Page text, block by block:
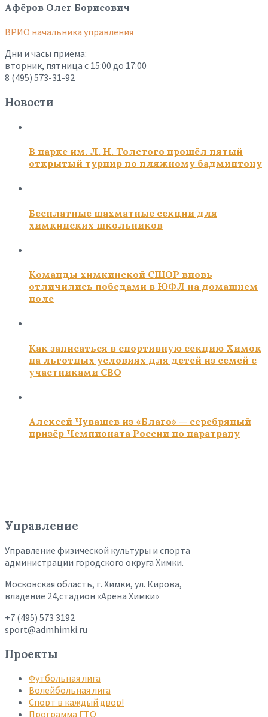
Афёров Олег Борисович
ВРИО начальника управления
Дни и часы приема:
вторник, пятница с 15:00 до 17:00
8 (495) 573-31-92
Новости
В парке им. Л. Н. Толстого прошёл пятый
открытый турнир по пляжному бадминтону
Бесплатные шахматные секции для
химкинских школьников
Команды химкинской СШОР вновь
отличились победами в ЮФЛ на домашнем
поле
Как записаться в спортивную секцию Химок
на льготных условиях для детей из семей с
участниками СВО
Алексей Чувашев из «Благо» — серебряный
призёр Чемпионата России по паратрапу
Управление
Управление физической культуры и спорта
администрации городского округа Химки.
Московская область, г. Химки, ул. Кирова,
владение 24,стадион «Арена Химки»
+7 (495) 573 3192
sport@admhimki.ru
Проекты
Футбольная лига
Волейбольная лига
Спорт в каждый двор!
Программа ГТО